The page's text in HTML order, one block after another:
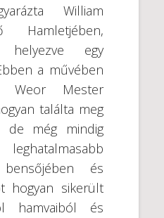
William
helyezve egy
a művében
Mester
találta meg
de még mindig
és
hogyan sikerült
hamvaiból és